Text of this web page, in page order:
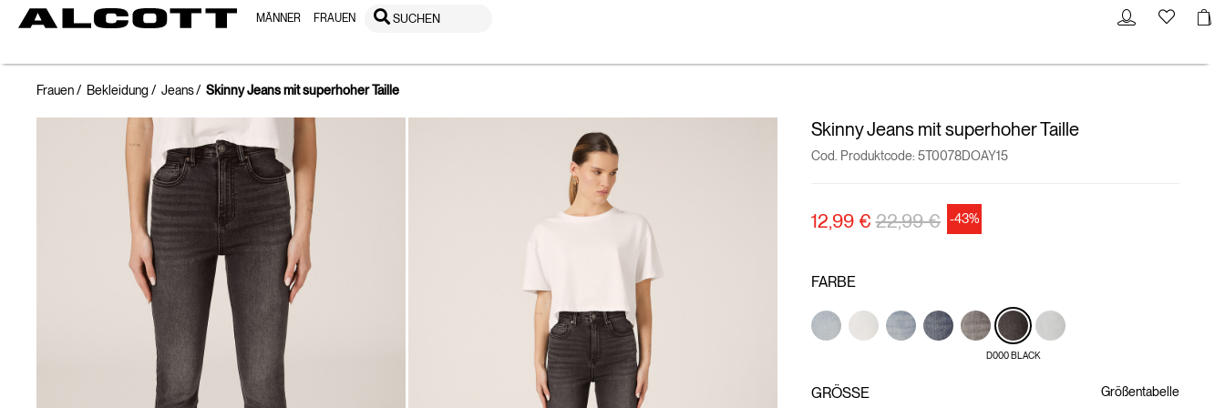
MÄNNER FRAUEN SUCHEN
Frauen Bekleidung Jeans Skinny Jeans mit superhoher Taille
Skinny Jeans mit superhoher Taille
Cod. Produktcode: 5T0078DOAY15
12,99 €Preisreduzierung von
22,99 €auf
-43%
FARBE
D000 BLACK
GRÖSSE Größentabelle